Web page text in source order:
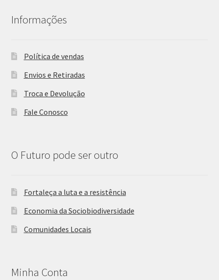
Informações
Política de vendas
Envios e Retiradas
Troca e Devolução
Fale Conosco
O Futuro pode ser outro
Fortaleça a luta e a resistência
Economia da Sociobiodiversidade
Comunidades Locais
Minha Conta